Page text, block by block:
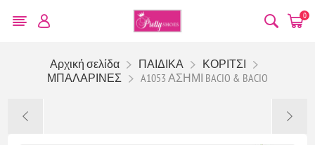
0
Αρχική σελίδα ΠΑΙΔΙΚΑ
ΚΟΡΙΤΣΙ
ΜΠΑΛΑΡΙΝΕΣ
A1053 ΑΣΗΜΙ BACIO & BACIO